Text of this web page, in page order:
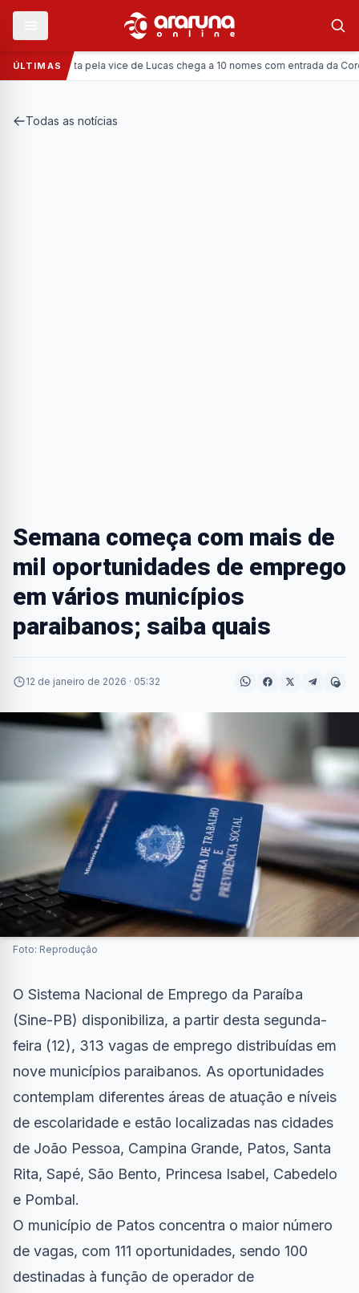
ÚLTIMAS
Disputa pela vice de Lucas chega a 10 nomes com entrada da Coronel
Todas as notícias
Semana começa com mais de
mil oportunidades de emprego
em vários municípios
paraibanos; saiba quais
12 de janeiro de 2026 · 05:32
Foto: Reprodução
O Sistema Nacional de Emprego da Paraíba
(Sine-PB) disponibiliza, a partir desta segunda-
feira (12), 313 vagas de emprego distribuídas em
nove municípios paraibanos. As oportunidades
contemplam diferentes áreas de atuação e níveis
de escolaridade e estão localizadas nas cidades
de João Pessoa, Campina Grande, Patos, Santa
Rita, Sapé, São Bento, Princesa Isabel, Cabedelo
e Pombal.
O município de Patos concentra o maior número
de vagas, com 111 oportunidades, sendo 100
destinadas à função de operador de